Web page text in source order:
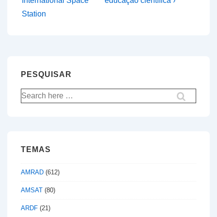
artigos
Station
PESQUISAR
Pesquisar
por:
TEMAS
AMRAD (612)
AMSAT (80)
ARDF (21)